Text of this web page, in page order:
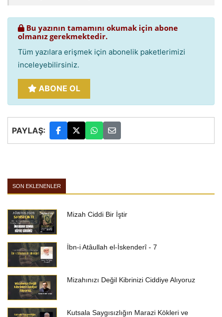
Bu yazının tamamını okumak için abone
olmanız gerekmektedir.
Tüm yazılara erişmek için abonelik paketlerimizi
inceleyebilirsiniz.
ABONE OL
PAYLAŞ:
SON EKLENENLER
Mizah Ciddi Bir İştir
İbn-i Atâullah el-İskenderî - 7
Mizahınızı Değil Kibrinizi Ciddiye Alıyoruz
Kutsala Saygısızlığın Marazi Kökleri ve